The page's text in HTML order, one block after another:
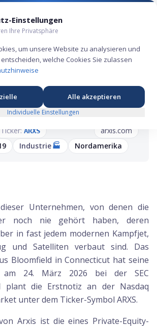
...
Spezialist hinter F-35
strebt an die Nasdaq
Ticker: ARXS
arxis.com
Industrie🏭 Nordamerika
Unternehmen, von denen die
noch nie gehört haben, deren
in fast jedem modernen Kampfjet,
und Satelliten verbaut sind. Das
Bloomfield in Connecticut hat seine
am 24. März 2026 bei der SEC
plant die Erstnotiz an der Nasdaq
unter dem Ticker-Symbol ARXS.
Arxis ist die eines Private-Equity-
Einstellungen
Ihre Privatsphäre
um unsere Website zu analysieren und
welche Cookies Sie zulassen
Alle akzeptieren
Individuelle Einstellungen